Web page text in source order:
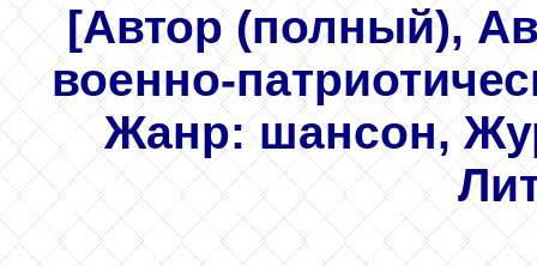
[Автор (полный),
военно-
Жанр: шансон,